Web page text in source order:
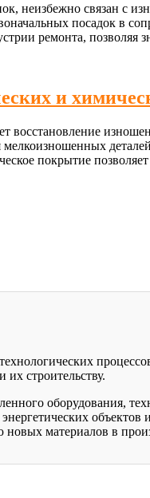
неизбежно связан с
посадок в
ремонта, позволяя
и
покрытие
строительству.
оборудования,
объектов
материалов в